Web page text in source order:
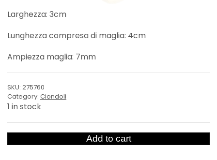
Larghezza: 3cm
Lunghezza compresa di maglia: 4cm
Ampiezza maglia: 7mm
SKU: 275760
Category: Ciondoli
1 in stock
Add to cart